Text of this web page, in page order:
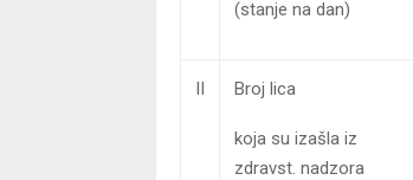
(stanje na dan)
II Broj lica
koja su izašla iz
zdravst. nadzora